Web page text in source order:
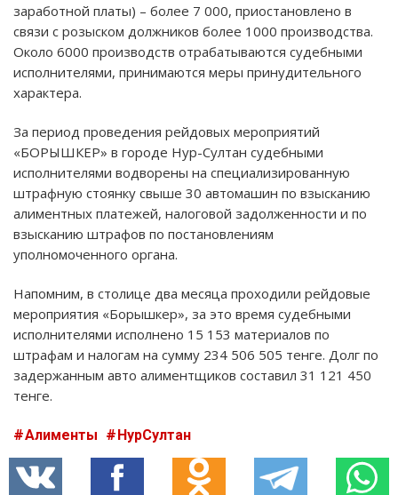
заработной платы) – более 7 000, приостановлено в
связи с розыском должников более 1000 производства.
Около 6000 производств отрабатываются судебными
исполнителями, принимаются меры принудительного
характера.
За период проведения рейдовых мероприятий
«БОРЫШКЕР» в городе Нур-Султан судебными
исполнителями водворены на специализированную
штрафную стоянку свыше 30 автомашин по взысканию
алиментных платежей, налоговой задолженности и по
взысканию штрафов по постановлениям
уполномоченного органа.
Напомним, в столице два месяца проходили рейдовые
мероприятия «Борышкер», за это время судебными
исполнителями исполнено 15 153 материалов по
штрафам и налогам на сумму 234 506 505 тенге. Долг по
задержанным авто алиментщиков составил 31 121 450
тенге.
Алименты НурСултан